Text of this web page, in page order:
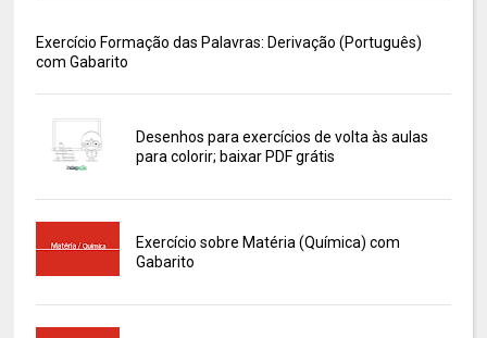
Exercício Formação das Palavras: Derivação (Português)
com Gabarito
Desenhos para exercícios de volta às aulas
para colorir; baixar PDF grátis
Exercício sobre Matéria (Química) com
Gabarito